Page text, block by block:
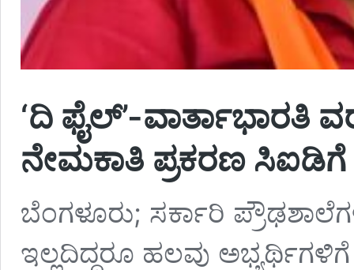
‘ದಿ ಫೈಲ್‌’-ವಾರ್ತಾಭಾರತಿ
ನೇಮಕಾತಿ ಪ್ರಕರಣ
ಬೆಂಗಳೂರು; ಸರ್ಕಾರಿ
ಇಲ್ಲದಿದ್ದರೂ ಹಲವು